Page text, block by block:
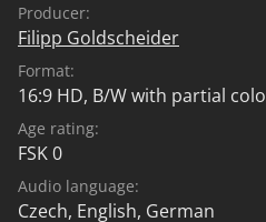
Producer:
Filipp Goldscheider
Format:
16:9 HD, B/W with partial
Age rating:
FSK 0
Audio language:
Czech, English, German